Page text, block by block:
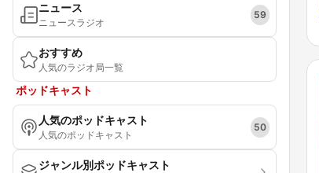
ニュース
ニュースラジオ
59
おすすめ
人気のラジオ局一覧
ポッドキャスト
人気のポッドキャスト
人気のポッドキャスト
50
ジャンル別ポッドキャスト